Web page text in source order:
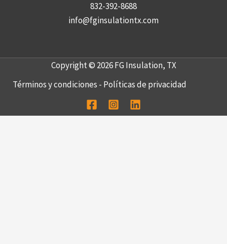
832-392-8688
info@fginsulationtx.com
Copyright © 2026 FG Insulation, TX
Términos y condiciones - Políticas de privacidad